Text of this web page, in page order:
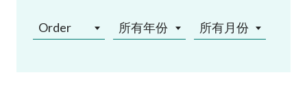
Order 所有年份 所有月份